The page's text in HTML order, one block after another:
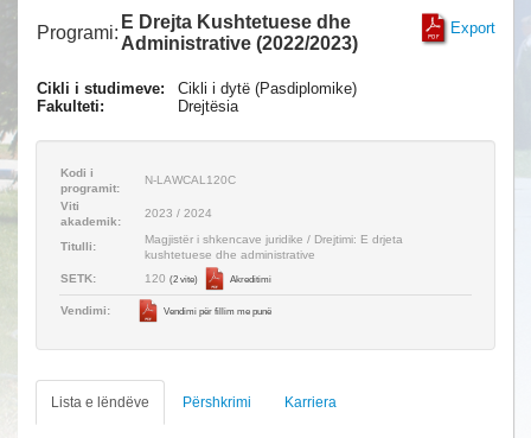
Export
Programi:
E Drejta Kushtetuese dhe
Administrative (2022/2023)
Cikli i studimeve:
Cikli i dytë (Pasdiplomike)
Fakulteti:
Drejtësia
Kodi i
programit:
N-LAWCAL120C
Viti
akademik:
2023 / 2024
Titulli:
Magjistër i shkencave juridike / Drejtimi: E drjeta
kushtetuese dhe administrative
SETK:
120 (2 vite) Akreditimi
Vendimi: Vendimi për fillim me punë
Lista e lëndëve Përshkrimi Karriera